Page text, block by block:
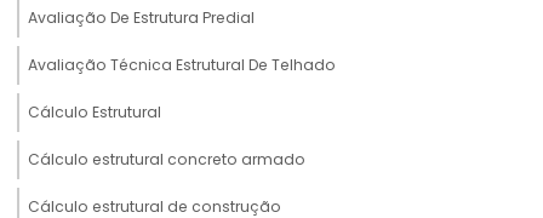
Avaliação De Estrutura Predial
Avaliação Técnica Estrutural De Telhado
Cálculo Estrutural
Cálculo estrutural concreto armado
Cálculo estrutural de construção